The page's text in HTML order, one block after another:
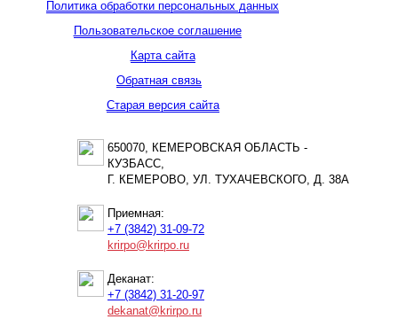
Политика обработки персональных данных
Пользовательское соглашение
Карта сайта
Обратная связь
Старая версия сайта
650070, КЕМЕРОВСКАЯ ОБЛАСТЬ -
КУЗБАСС,
Г. КЕМЕРОВО, УЛ. ТУХАЧЕВСКОГО, Д. 38А
Приемная:
+7 (3842) 31-09-72
krirpo@krirpo.ru
Деканат:
+7 (3842) 31-20-97
dekanat@krirpo.ru